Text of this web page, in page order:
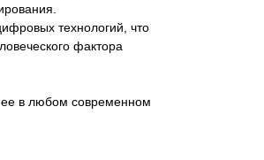
технологий, что
фактора
ее в любом современном